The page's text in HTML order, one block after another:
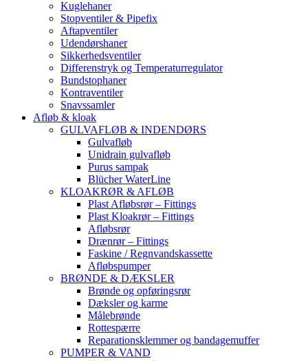
Kuglehaner
Stopventiler & Pipefix
Aftapventiler
Udendørshaner
Sikkerhedsventiler
Differenstryk og Temperaturregulator
Bundstophaner
Kontraventiler
Snavssamler
Afløb & kloak
GULVAFLØB & INDENDØRS
Gulvafløb
Unidrain gulvafløb
Purus sampak
Blücher WaterLine
KLOAKRØR & AFLØB
Plast Afløbsrør – Fittings
Plast Kloakrør – Fittings
Afløbsrør
Drænrør – Fittings
Faskine / Regnvandskassette
Afløbspumper
BRØNDE & DÆKSLER
Brønde og opføringsrør
Dæksler og karme
Målebrønde
Rottespærre
Reparationsklemmer og bandagemuffer
PUMPER & VAND